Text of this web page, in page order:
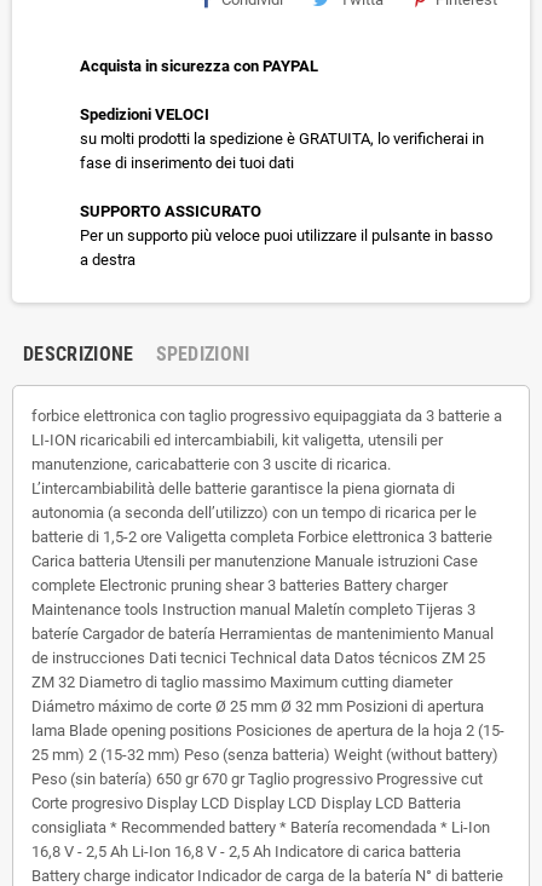
Acquista in sicurezza con PAYPAL
Spedizioni VELOCI
su molti prodotti la spedizione è GRATUITA, lo verificherai in
fase di inserimento dei tuoi dati
SUPPORTO ASSICURATO
Per un supporto più veloce puoi utilizzare il pulsante in basso
a destra
DESCRIZIONE SPEDIZIONI
forbice elettronica con taglio progressivo equipaggiata da 3 batterie a
LI-ION ricaricabili ed intercambiabili, kit valigetta, utensili per
manutenzione, caricabatterie con 3 uscite di ricarica.
L’intercambiabilità delle batterie garantisce la piena giornata di
autonomia (a seconda dell’utilizzo) con un tempo di ricarica per le
batterie di 1,5-2 ore Valigetta completa Forbice elettronica 3 batterie
Carica batteria Utensili per manutenzione Manuale istruzioni Case
complete Electronic pruning shear 3 batteries Battery charger
Maintenance tools Instruction manual Maletín completo Tijeras 3
bateríe Cargador de batería Herramientas de mantenimiento Manual
de instrucciones Dati tecnici Technical data Datos técnicos ZM 25
ZM 32 Diametro di taglio massimo Maximum cutting diameter
Diámetro máximo de corte Ø 25 mm Ø 32 mm Posizioni di apertura
lama Blade opening positions Posiciones de apertura de la hoja 2 (15-
25 mm) 2 (15-32 mm) Peso (senza batteria) Weight (without battery)
Peso (sin batería) 650 gr 670 gr Taglio progressivo Progressive cut
Corte progresivo Display LCD Display LCD Display LCD Batteria
consigliata * Recommended battery * Batería recomendada * Li-Ion
16,8 V - 2,5 Ah Li-Ion 16,8 V - 2,5 Ah Indicatore di carica batteria
Battery charge indicator Indicador de carga de la batería N° di batterie